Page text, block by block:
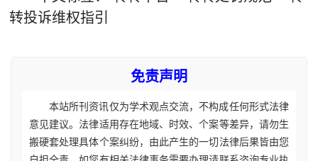
转投诉维权指引
免责声明
本站所刊资讯仅为学术观点交流，不构成任何形式法律
意见建议。法律适用存在地域、时效、个案等差异，请勿生
搬硬套处理具体个案纠纷，由此产生的一切法律后果皆由您